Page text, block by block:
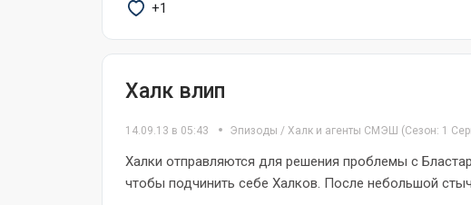
+1
Халк влип
14.09.13 в 05:43 Эпизоды / Халк и агенты СМЭШ (Сезон: 1
Халки отправляются для решения проблемы с
чтобы подчинить себе Халков. После небольшой